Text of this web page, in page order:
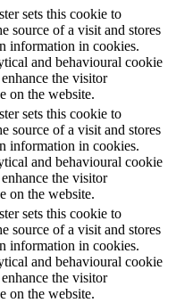
sets this cookie to
source of a visit and stores
information in cookies.
and behavioural cookie
the visitor
on the website.
sets this cookie to
source of a visit and stores
information in cookies.
and behavioural cookie
the visitor
on the website.
sets this cookie to
source of a visit and stores
information in cookies.
and behavioural cookie
the visitor
on the website.